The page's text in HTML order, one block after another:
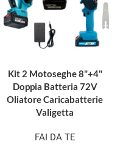
Kit 2 Motoseghe 8"+4"
Doppia Batteria 72V
Oliatore Caricabatterie
Valigetta
FAI DA TE